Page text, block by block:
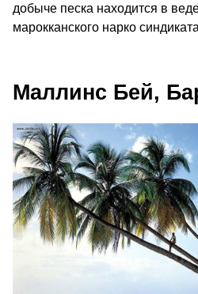
добыче песка находится в
марокканского нарко
Маллинс Бей,